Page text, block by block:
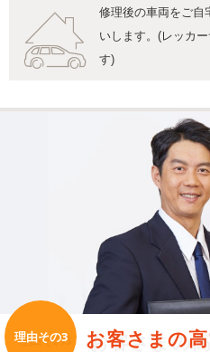
修理後の車両をご自
いします。(レッカ
す)
理由その3
お客さまの